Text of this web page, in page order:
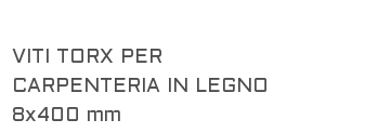
VITI TORX PER
CARPENTERIA IN LEGNO
8x400 mm